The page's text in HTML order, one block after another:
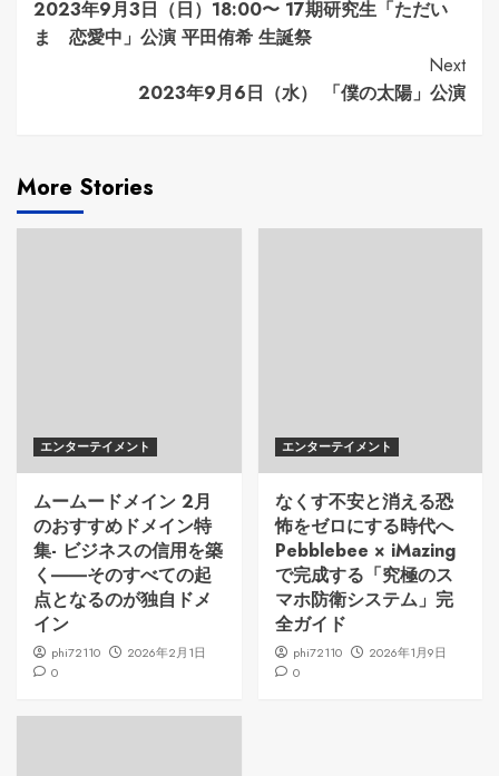
Reading
2023年9月3日（日）18:00〜 17期研究生「ただい
ま 恋愛中」公演 平田侑希 生誕祭
Next
2023年9月6日（水） 「僕の太陽」公演
More Stories
エンターテイメント
ムームードメイン 2月
のおすすめドメイン特
集- ビジネスの信用を築
く――そのすべての起
点となるのが独自ドメ
イン
phi72110
2026年2月1日
0
エンターテイメント
なくす不安と消える恐
怖をゼロにする時代へ
Pebblebee × iMazing
で完成する「究極のス
マホ防衛システム」完
全ガイド
phi72110
2026年1月9日
0